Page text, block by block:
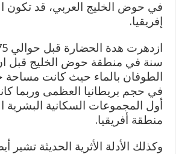
في حوض الخليج العربي، قد تكون
إفريقيا.
سنة في منطقة حوض الخليج قبل
الطوفان بالماء حيث كانت مساحة
في حجم بريطانيا العظمى وربما
أول المجموعات السكانية
منطقة أفريقيا.
وكذلك الأدلة الأثرية الحديثة تشير